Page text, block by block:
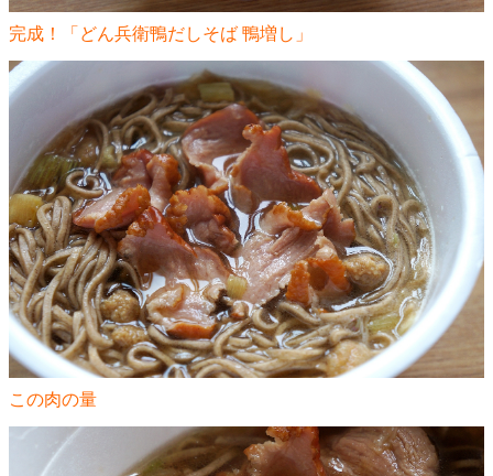
完成！「どん兵衛鴨だしそば 鴨増し」
この肉の量